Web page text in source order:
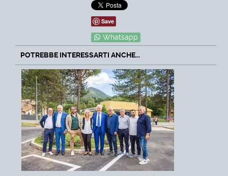
Save
Whatsapp
POTREBBE INTERESSARTI ANCHE...